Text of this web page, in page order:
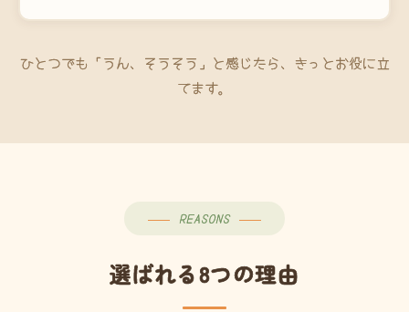
ひとつでも「うん、そうそう」と感じたら、きっとお役に立
てます。
REASONS
選ばれる8つの理由